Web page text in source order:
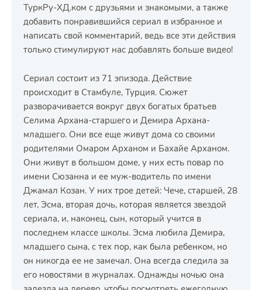
ТуркРу-ХД.ком с друзьями и знакомыми, а также
добавить понравившийся сериал в избранное и
написать свой комментарий, ведь все эти действия
только стимулируют нас добавлять больше видео!
Сериал состоит из 71 эпизода. Действие
происходит в Стамбуле, Турция. Сюжет
разворачивается вокруг двух богатых братьев
Селима Архана-старшего и Демира Архана-
младшего. Они все еще живут дома со своими
родителями Омаром Арханом и Бахайе Арханом.
Они живут в большом доме, у них есть повар по
имени Сюзанна и ее муж-водитель по имени
Джамал Козан. У них трое детей: Чече, старшей, 28
лет, Эсма, вторая дочь, которая является звездой
сериала, и, наконец, сын, который учится в
последнем классе школы. Эсма любила Демира,
младшего сына, с тех пор, как была ребенком, но
он никогда ее не замечал. Она всегда следила за
его новостями в журналах. Однажды ночью она